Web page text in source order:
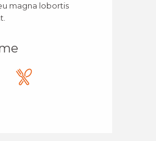
magna lobortis